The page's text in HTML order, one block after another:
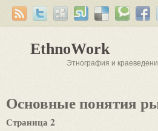
EthnoWork
Этнография и
Основные понятия
Страница 2